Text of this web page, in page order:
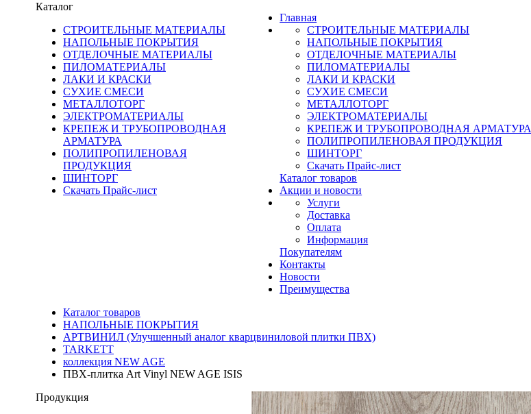
Каталог
СТРОИТЕЛЬНЫЕ МАТЕРИАЛЫ
НАПОЛЬНЫЕ ПОКРЫТИЯ
ОТДЕЛОЧНЫЕ МАТЕРИАЛЫ
ПИЛОМАТЕРИАЛЫ
ЛАКИ И КРАСКИ
СУХИЕ СМЕСИ
МЕТАЛЛОТОРГ
ЭЛЕКТРОМАТЕРИАЛЫ
КРЕПЕЖ И ТРУБОПРОВОДНАЯ
АРМАТУРА
ПОЛИПРОПИЛЕНОВАЯ
ПРОДУКЦИЯ
ШИНТОРГ
Скачать Прайс-лист
Главная
СТРОИТЕЛЬНЫЕ МАТЕРИАЛЫ
НАПОЛЬНЫЕ ПОКРЫТИЯ
ОТДЕЛОЧНЫЕ МАТЕРИАЛЫ
ПИЛОМАТЕРИАЛЫ
ЛАКИ И КРАСКИ
СУХИЕ СМЕСИ
МЕТАЛЛОТОРГ
ЭЛЕКТРОМАТЕРИАЛЫ
КРЕПЕЖ И ТРУБОПРОВОДНАЯ АРМАТУРА
ПОЛИПРОПИЛЕНОВАЯ ПРОДУКЦИЯ
ШИНТОРГ
Скачать Прайс-лист
Каталог товаров
Акции и новости
Услуги
Доставка
Оплата
Информация
Покупателям
Контакты
Новости
Преимущества
Каталог товаров
НАПОЛЬНЫЕ ПОКРЫТИЯ
АРТВИНИЛ (Улучшенный аналог кварцвиниловой плитки ПВХ)
TARKETT
коллекция NEW AGE
ПВХ-плитка Art Vinyl NEW AGE ISIS
Продукция